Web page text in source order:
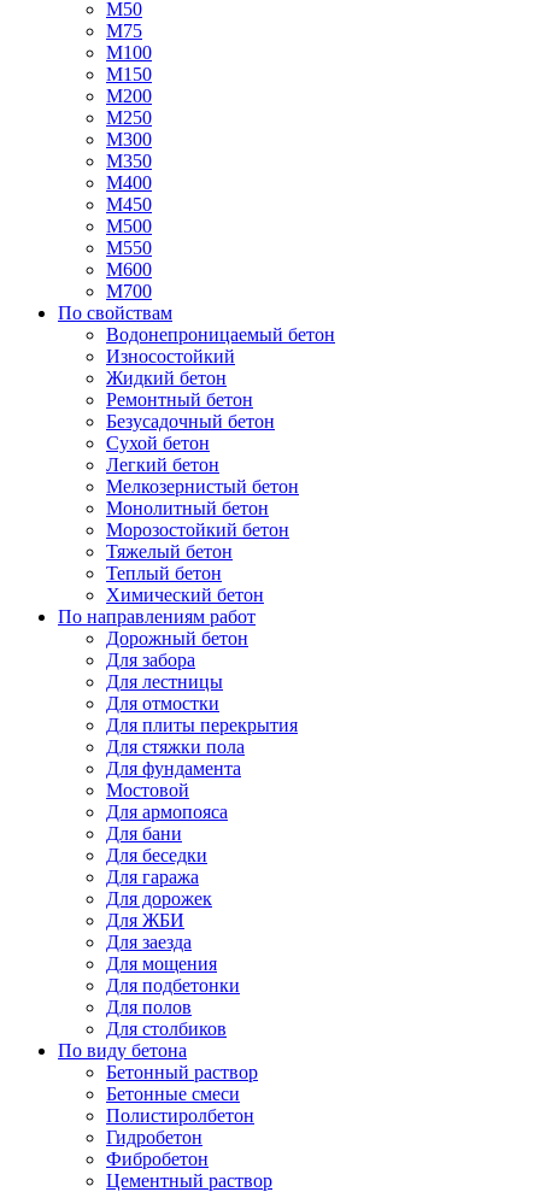
М50
М75
М100
М150
М200
М250
М300
М350
М400
М450
М500
М550
М600
М700
По свойствам
Водонепроницаемый бетон
Износостойкий
Жидкий бетон
Ремонтный бетон
Безусадочный бетон
Сухой бетон
Легкий бетон
Мелкозернистый бетон
Монолитный бетон
Морозостойкий бетон
Тяжелый бетон
Теплый бетон
Химический бетон
По направлениям работ
Дорожный бетон
Для забора
Для лестницы
Для отмостки
Для плиты перекрытия
Для стяжки пола
Для фундамента
Мостовой
Для армопояса
Для бани
Для беседки
Для гаража
Для дорожек
Для ЖБИ
Для заезда
Для мощения
Для подбетонки
Для полов
Для столбиков
По виду бетона
Бетонный раствор
Бетонные смеси
Полистиролбетон
Гидробетон
Фибробетон
Цементный раствор